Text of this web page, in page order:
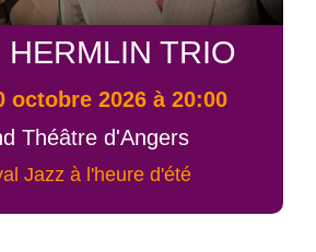
HERMLIN TRIO
octobre 2026 à 20:00
Théâtre d'Angers
Jazz à l'heure d'été